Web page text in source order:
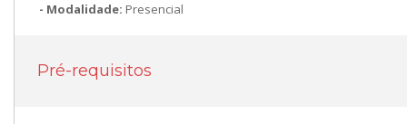
Modalidade: Presencial
Pré-requisitos